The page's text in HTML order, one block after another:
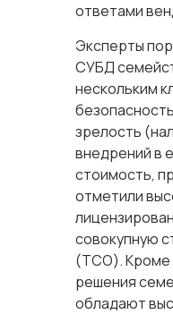
ответами
Эксперты
СУБД
нескольким
зрелость
внедрений в
стоимость,
отметили
совокупную
(TCO). Кроме
решения
обладают